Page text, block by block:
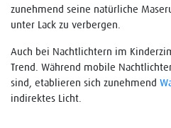
zunehmend seine natürliche
unter Lack zu verbergen.
Auch bei Nachtlichtern im
Trend. Während mobile
sind, etablieren sich zunehmend
indirektes Licht.